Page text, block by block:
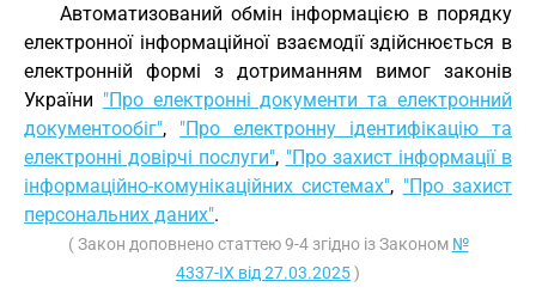
Автоматизований обмін інформацією в порядку
електронної інформаційної взаємодії здійснюється в
електронній формі з дотриманням вимог законів
України "Про електронні документи та електронний
документообіг", "Про електронну ідентифікацію та
електронні довірчі послуги", "Про захист інформації в
інформаційно-комунікаційних системах", "Про захист
персональних даних".
( Закон доповнено статтею 9-4 згідно із Законом №
4337-IX від 27.03.2025)